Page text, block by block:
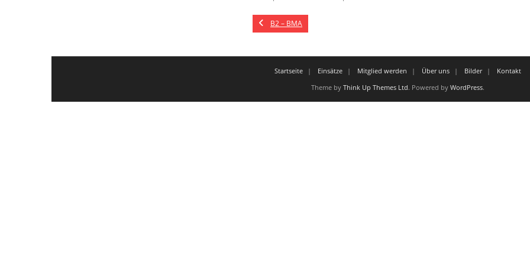
B2 – BMA
Startseite Einsätze Mitglied werden Über uns Bilder
Kontakt
Theme by Think Up Themes Ltd. Powered by WordPress.